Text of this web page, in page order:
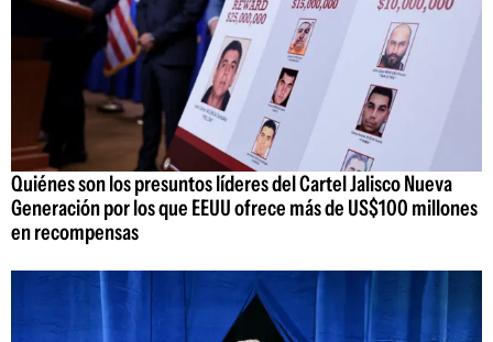
Quiénes son los presuntos líderes del Cartel Jalisco Nueva
Generación por los que EEUU ofrece más de US$100 millones
en recompensas